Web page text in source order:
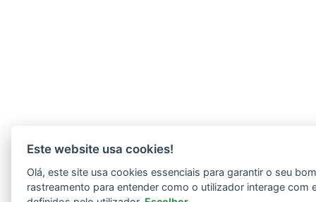
Este website usa cookies!
Olá, este site usa cookies essenciais para garantir o seu
rastreamento para entender como o utilizador interage com